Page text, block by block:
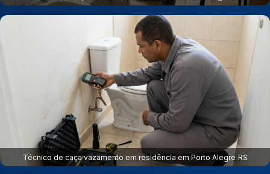
Técnico de caça vazamento em residência em Porto Alegre‑RS